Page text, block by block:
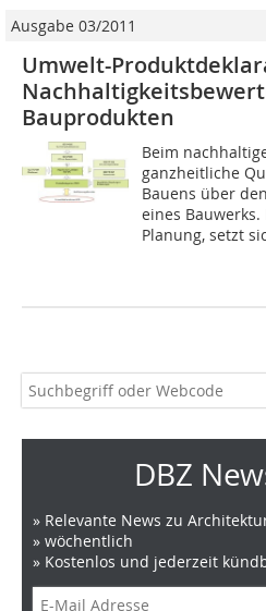
Ausgabe 03/2011
Umwelt-
Bauprodukten
Beim
ganzheitliche
Bauens über
eines
Planung, setzt
DBZ
» Relevante News zu
» wöchentlich
» Kostenlos und jederzeit